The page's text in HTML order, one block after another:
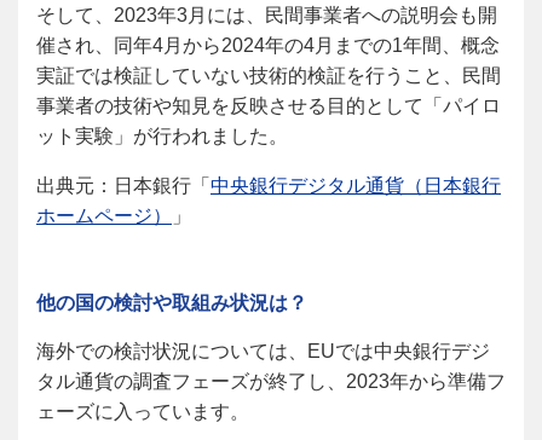
そして、2023年3月には、民間事業者への説明会も開
催され、同年4月から2024年の4月までの1年間、概念
実証では検証していない技術的検証を行うこと、民間
事業者の技術や知見を反映させる目的として「パイロ
ット実験」が行われました。
出典元：日本銀行「 中央銀行デジタル通貨（日本銀行
ホームページ）
」
他の国の検討や取組み状況は？
海外での検討状況については、EUでは中央銀行デジ
タル通貨の調査フェーズが終了し、2023年から準備フ
ェーズに入っています。